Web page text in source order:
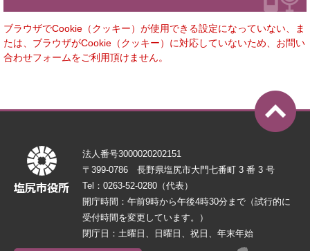
本
文
へ
ブラウザでCookie（クッキー）が使用できる設定になっていない、ま
たは、ブラウザがCookie（クッキー）に対応していないため、お問い
合わせフォームをご利用頂けません。
法人番号3000020202151
〒399-0786 長野県塩尻市大門七番町 3 番 3 号
Tel：0263-52-0280（代表）
開庁時間：午前9時から午後4時30分まで（試行的に
受付時間を変更しています。）
閉庁日：土曜日、日曜日、祝日、年末年始